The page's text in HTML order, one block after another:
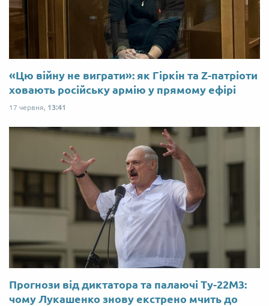
«Цю війну не виграти»: як Гіркін та Z-патріоти
ховають російську армію у прямому ефірі
17 червня, 13:41
Прогнози від диктатора та палаючі Ту-22М3:
чому Лукашенко знову екстрено мчить до